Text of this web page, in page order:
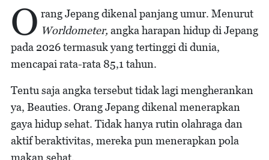
O rang Jepang dikenal panjang umur. Menurut
Worldometer, angka harapan hidup di Jepang
pada 2026 termasuk yang tertinggi di dunia,
mencapai rata-rata 85,1 tahun.
Tentu saja angka tersebut tidak lagi mengherankan
ya, Beauties. Orang Jepang dikenal menerapkan
gaya hidup sehat. Tidak hanya rutin olahraga dan
aktif beraktivitas, mereka pun menerapkan pola
makan sehat.